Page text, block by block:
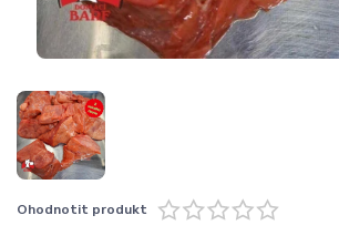
Ohodnotit produkt